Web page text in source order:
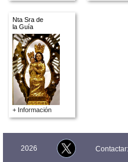
Nta Sra de
la Guía
+ Información
2026 Contactar: